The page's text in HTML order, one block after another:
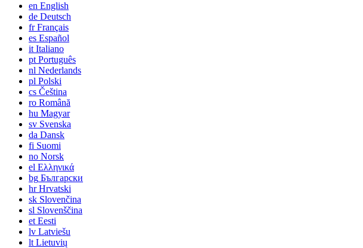
en English
de Deutsch
frFrançais
es Español
it Italiano
pt Português
nl Nederlands
pl Polski
cs Čeština
ro Română
hu Magyar
sv Svenska
da Dansk
fi Suomi
no Norsk
el Ελληνικά
bg Български
hrHrvatski
sk Slovenčina
sl Slovenščina
et Eesti
lv Latviešu
lt Lietuvių